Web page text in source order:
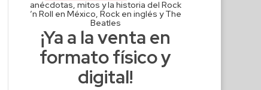
anécdotas, mitos y la historia del Rock
‘n Roll en México, Rock en inglés y The
Beatles
¡Ya a la venta en
formato físico y
digital!